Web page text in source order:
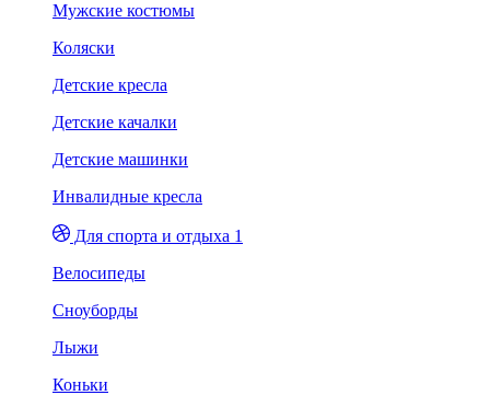
Мужские костюмы
Коляски
Детские кресла
Детские качалки
Детские машинки
Инвалидные кресла
Для спорта и отдыха 1
Велосипеды
Сноуборды
Лыжи
Коньки